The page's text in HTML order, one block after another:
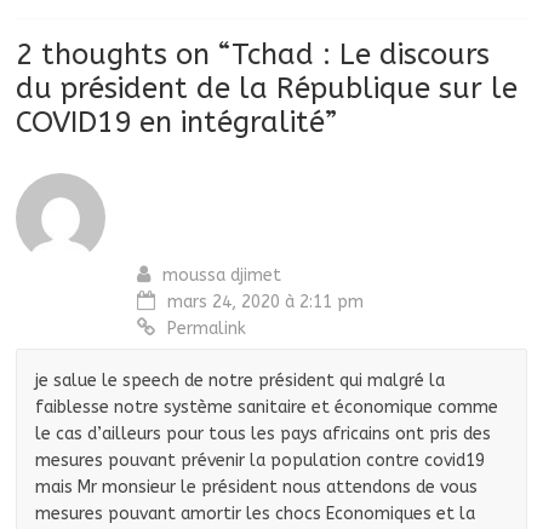
2 thoughts on “Tchad : Le discours
du président de la République sur le
COVID19 en intégralité”
moussa djimet
mars 24, 2020 à 2:11 pm
Permalink
je salue le speech de notre président qui malgré la
faiblesse notre système sanitaire et économique comme
le cas d’ailleurs pour tous les pays africains ont pris des
mesures pouvant prévenir la population contre covid19
mais Mr monsieur le président nous attendons de vous
mesures pouvant amortir les chocs Economiques et la